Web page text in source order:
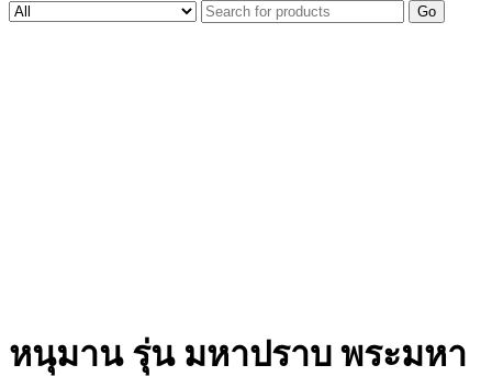
Go
หนุมาน รุ่น มหาปราบ พระมหา